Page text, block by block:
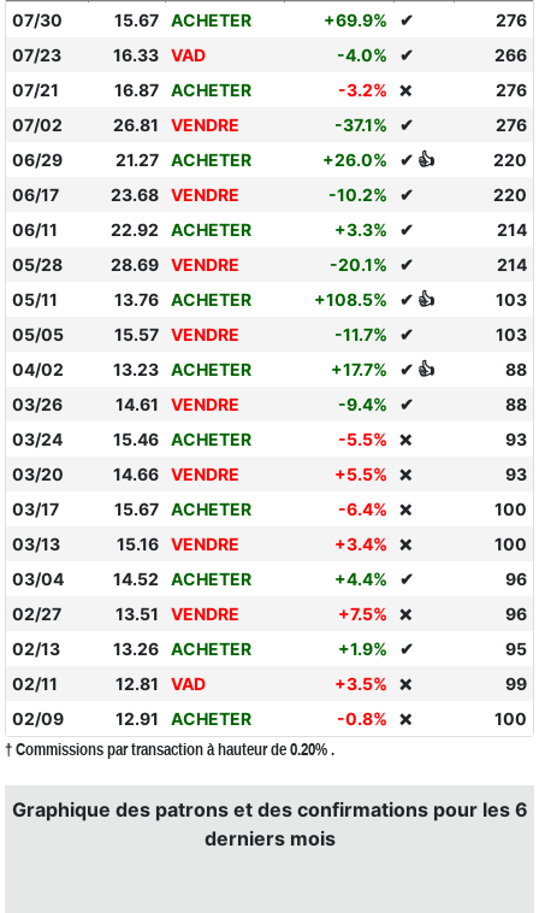
07/30 15.67 ACHETER +69.9% ✔
276
07/23
16.33 VAD -4.0% ✔
266
07/21
16.87 ACHETER -3.2% ❌
276
07/02
26.81 VENDRE -37.1% ✔
276
06/29
21.27 ACHETER +26.0% ✔ 👍
220
06/17
23.68 VENDRE -10.2% ✔
220
06/11
22.92 ACHETER +3.3% ✔
214
05/28
28.69 VENDRE -20.1% ✔
214
05/11
13.76 ACHETER +108.5% ✔ 👍
103
05/05
15.57 VENDRE -11.7% ✔
103
04/02
13.23 ACHETER +17.7% ✔ 👍
88
03/26
14.61 VENDRE -9.4% ✔
88
03/24
15.46 ACHETER -5.5% ❌
93
03/20
14.66 VENDRE +5.5% ❌
93
03/17
15.67 ACHETER -6.4% ❌
100
03/13
15.16 VENDRE +3.4% ❌
100
03/04
14.52 ACHETER +4.4% ✔
96
02/27
13.51 VENDRE +7.5% ❌
96
02/13
13.26 ACHETER +1.9% ✔
95
02/11
12.81 VAD +3.5% ❌
99
02/09
12.91 ACHETER -0.8% ❌ 100
† Commissions par transaction à hauteur de 0.20% .
Graphique des patrons et des confirmations pour les 6
derniers mois